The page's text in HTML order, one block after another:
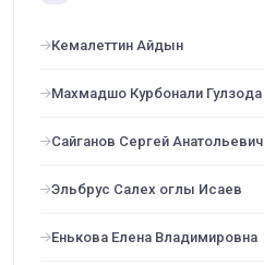
Кемалеттин Айдын
Махмадшо Курбонали Гулзода
Сайганов Сергей Анатольевич
Эльбрус Салех оглы Исаев
Енькова Елена Владимировна